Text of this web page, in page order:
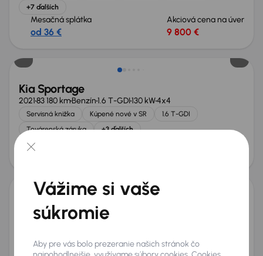
+7 ďalších
Mesačná splátka
od 36 €
Akciová cena na úver
9 800 €
Kia Sportage
202183 180 kmBenzín1.6 T-GDI130 kW4x4
Servisná knižka Kúpené nové v SR
1.6 T-GDI
Továrenská záruka
+3 ďalších
Mesačná splátka
od 46 €
Audi A6 40 TDI
2020173 522 km Automat
Mesačná splátka Akciová cena na úver
Vážime si vaše
súkromie
Aby pre vás bolo prezeranie našich stránok čo